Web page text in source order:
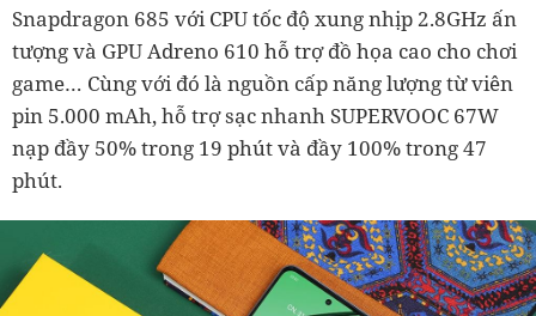
Snapdragon 685 với CPU tốc độ xung nhịp 2.8GHz ấn
tượng và GPU Adreno 610 hỗ trợ đồ họa cao cho chơi
game… Cùng với đó là nguồn cấp năng lượng từ viên
pin 5.000 mAh, hỗ trợ sạc nhanh SUPERVOOC 67W
nạp đầy 50% trong 19 phút và đầy 100% trong 47
phút.